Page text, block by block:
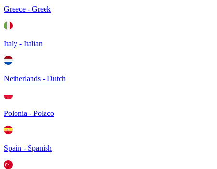
Greece - Greek
Italy - Italian
Netherlands - Dutch
Polonia - Polaco
Spain - Spanish